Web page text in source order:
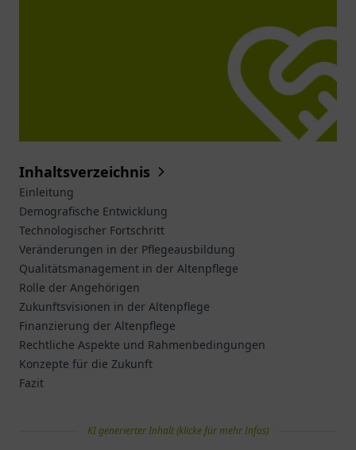
Inhaltsverzeichnis
Einleitung
Demografische Entwicklung
Technologischer Fortschritt
Veränderungen in der Pflegeausbildung
Qualitätsmanagement in der Altenpflege
Rolle der Angehörigen
Zukunftsvisionen in der Altenpflege
Finanzierung der Altenpflege
Rechtliche Aspekte und Rahmenbedingungen
Konzepte für die Zukunft
Fazit
KI generierter Inhalt (klicke für mehr Infos)